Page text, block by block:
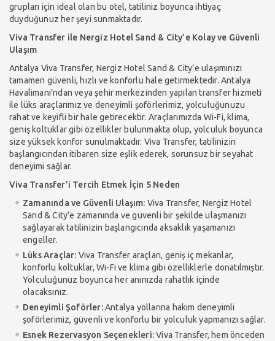
grupları için ideal olan bu otel, tatiliniz boyunca ihtiyaç
duyduğunuz her şeyi sunmaktadır.
Viva Transfer ile Nergiz Hotel Sand & City’e Kolay ve Güvenli
Ulaşım
Antalya Viva Transfer, Nergiz Hotel Sand & City’e ulaşımınızı
tamamen güvenli, hızlı ve konforlu hale getirmektedir. Antalya
Havalimanı’ndan veya şehir merkezinden yapılan transfer hizmeti
ile lüks araçlarımız ve deneyimli şoförlerimiz, yolculuğunuzu
rahat ve keyifli bir hale getirecektir. Araçlarımızda Wi-Fi, klima,
geniş koltuklar gibi özellikler bulunmakta olup, yolculuk boyunca
size yüksek konfor sunulmaktadır. Viva Transfer, tatilinizin
başlangıcından itibaren size eşlik ederek, sorunsuz bir seyahat
deneyimi sağlar.
Viva Transfer’i Tercih Etmek İçin 5 Neden
Zamanında ve Güvenli Ulaşım: Viva Transfer, Nergiz Hotel
Sand & City’e zamanında ve güvenli bir şekilde ulaşmanızı
sağlayarak tatilinizin başlangıcında aksaklık yaşamanızı
engeller.
Lüks Araçlar: Viva Transfer araçları, geniş iç mekanlar,
konforlu koltuklar, Wi-Fi ve klima gibi özelliklerle donatılmıştır.
Yolculuğunuz boyunca her anınızda rahatlık içinde
olacaksınız.
Deneyimli Şoförler:Antalya yollarına hakim deneyimli
şoförlerimiz, güvenli ve konforlu bir yolculuk yapmanızı sağlar.
Esnek Rezervasyon Seçenekleri:Viva Transfer, hem önceden